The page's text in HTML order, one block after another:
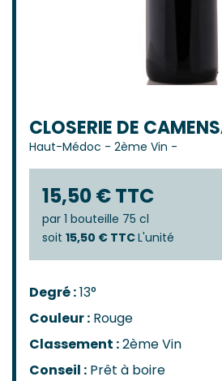
CLOSERIE DE
Haut-Médoc - 2ème Vin -
15,50 € TTC
par 1 bouteille 75 cl
soit 15,50 € TTCL'unité
Degré :13°
Couleur : Rouge
Classement :2ème Vin
Conseil : Prêt à boire